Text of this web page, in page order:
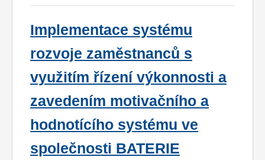
Implementace systému
rozvoje zaměstnanců s
využitím řízení výkonnosti a
zavedením motivačního a
hodnotícího systému ve
společnosti BATERIE